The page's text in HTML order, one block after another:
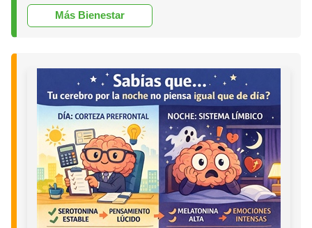
Más Bienestar